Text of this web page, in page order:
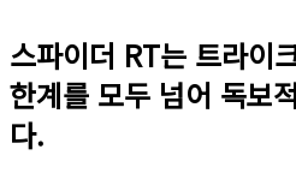
스파이더 RT는 트라이
한계를 모두 넘어 독보
다.